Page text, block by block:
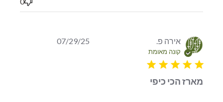
אירה פ.
קונה מאומת
5 star rating
מארז הכי כיפי
07/29/25